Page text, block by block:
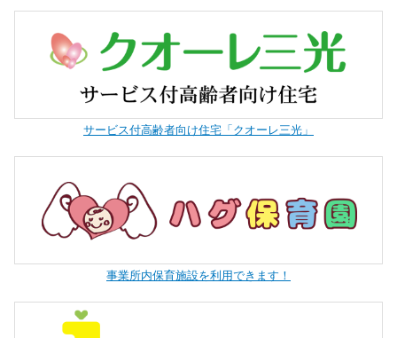
サービス付高齢者向け住宅「クオーレ三光」
事業所内保育施設を利用できます！